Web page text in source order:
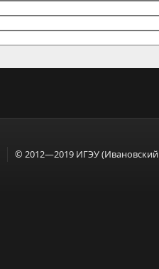
© 2012—2019 ИГЭУ (Ивановский